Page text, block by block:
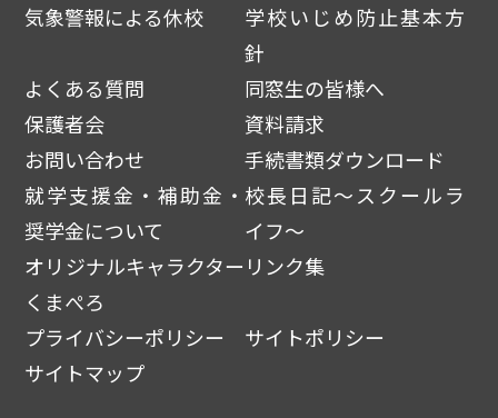
気象警報による休校
学校いじめ防止基本方
針
よくある質問
同窓生の皆様へ
保護者会
資料請求
お問い合わせ
手続書類ダウンロード
就学支援金・補助金・
奨学金について
校長日記～スクールラ
イフ～
オリジナルキャラクター
くまぺろ
リンク集
プライバシーポリシー
サイトポリシー
サイトマップ